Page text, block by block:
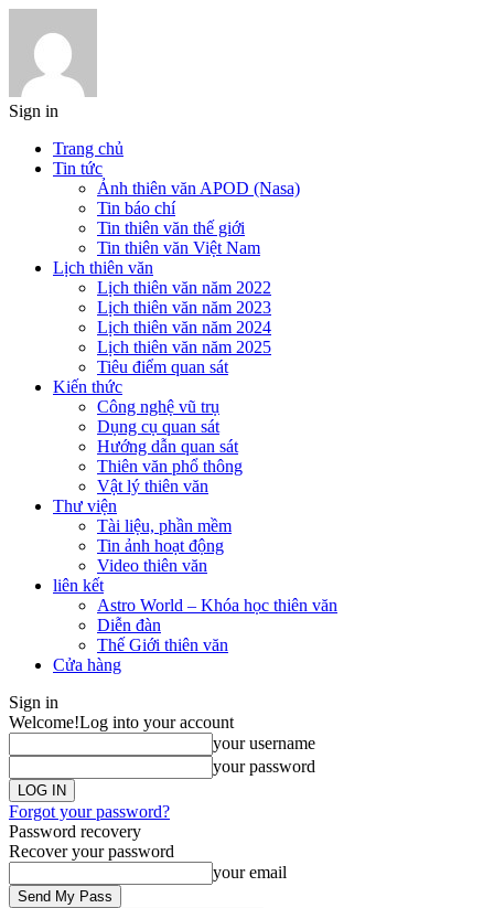
Sign in
Trang chủ
Tin tức
Ảnh thiên văn APOD (Nasa)
Tin báo chí
Tin thiên văn thế giới
Tin thiên văn Việt Nam
Lịch thiên văn
Lịch thiên văn năm 2022
Lịch thiên văn năm 2023
Lịch thiên văn năm 2024
Lịch thiên văn năm 2025
Tiêu điểm quan sát
Kiến thức
Công nghệ vũ trụ
Dụng cụ quan sát
Hướng dẫn quan sát
Thiên văn phổ thông
Vật lý thiên văn
Thư viện
Tài liệu, phần mềm
Tin ảnh hoạt động
Video thiên văn
liên kết
Astro World – Khóa học thiên văn
Diễn đàn
Thế Giới thiên văn
Cửa hàng
Sign in
Welcome!Log into your account
your username
your password
Forgot your password?
Password recovery
Recover your password
your email